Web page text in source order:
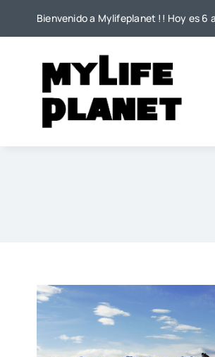
Bienvenido a Mylifeplanet !! Hoy es 6